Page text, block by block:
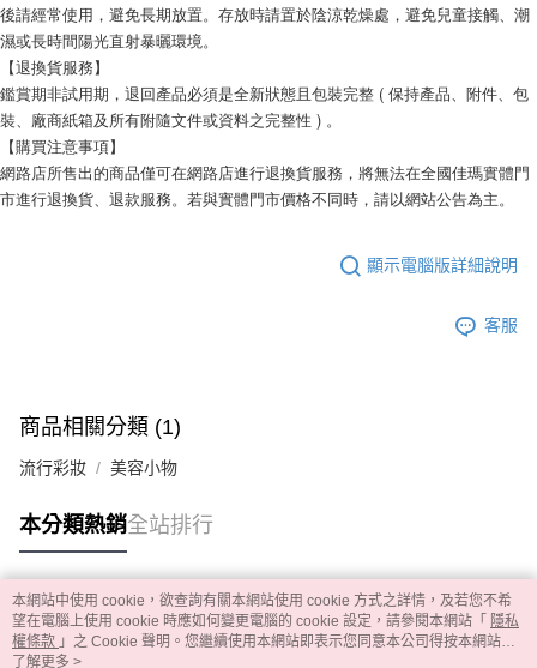
後請經常使用，避免長期放置。存放時請置於陰涼乾燥處，避免兒童接觸、潮
濕或長時間陽光直射暴曬環境。
【退換貨服務】
鑑賞期非試用期，退回產品必須是全新狀態且包裝完整 ( 保持產品、附件、包
裝、廠商紙箱及所有附隨文件或資料之完整性 ) 。
【購買注意事項】
網路店所售出的商品僅可在網路店進行退換貨服務，將無法在全國佳瑪實體門
市進行退換貨、退款服務。若與實體門市價格不同時，請以網站公告為主。
顯示電腦版詳細說明
客服
商品相關分類 (1)
流行彩妝 美容小物
本分類熱銷全站排行
熱門標籤
本網站中使用 cookie，欲查詢有關本網站使用 cookie 方式之詳情，及若您不希
望在電腦上使用 cookie 時應如何變更電腦的 cookie 設定，請參閱本網站「 隱私
權條款 」之 Cookie 聲明。您繼續使用本網站即表示您同意本公司得按本網站使
用條款之 Cookie 聲明使用 cookie。
了解更多 >